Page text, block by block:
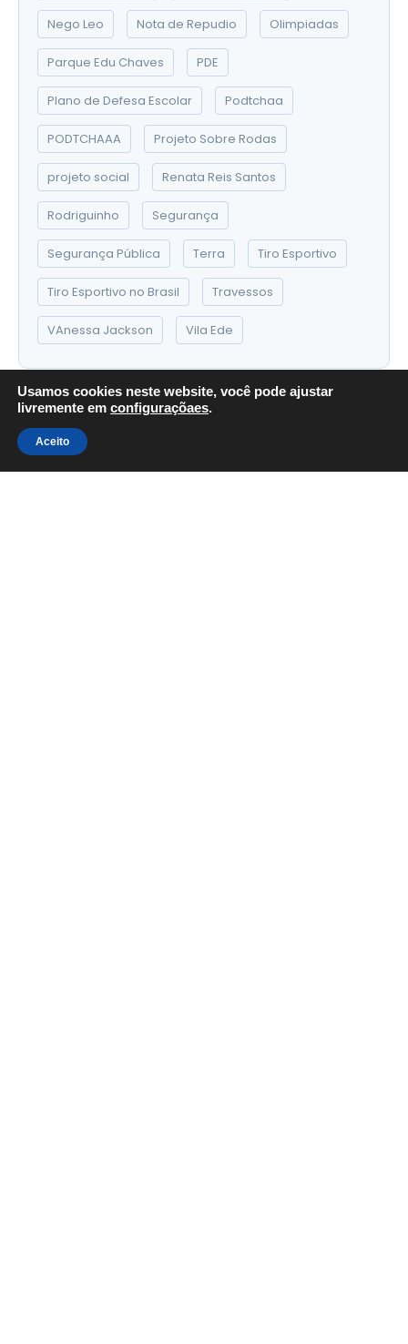
Nego Leo Nota de Repudio Olimpiadas
Parque Edu Chaves PDE
Plano de Defesa Escolar Podtchaa
PODTCHAAA Projeto Sobre Rodas
projeto social Renata Reis Santos
Rodriguinho Segurança
Segurança Pública Terra Tiro Esportivo
Tiro Esportivo no Brasil Travessos
VAnessa Jackson Vila Ede
Usamos cookies neste website, você pode ajustar
livremente em configuraçõaes.
Aceito